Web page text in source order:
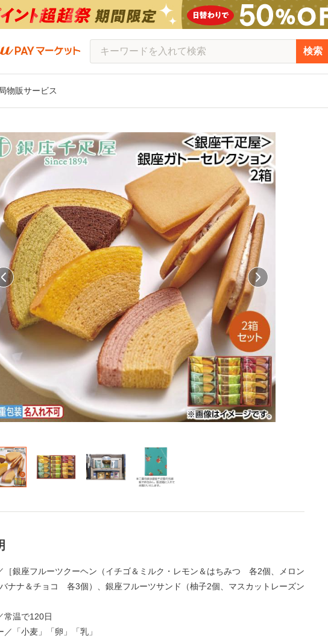
検索
物販サービス
［銀座フルーツクーヘン（イチゴ＆ミルク・レモン＆はちみつ 各2個、メロン
ナナ＆チョコ 各3個）、銀座フルーツサンド（柚子2個、マスカットレーズン
常温で120日
／「小麦」「卵」「乳」